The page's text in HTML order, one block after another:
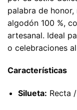
palabra de
algodón 100 %,
artesanal. Ideal
o celebraciones
Características
Silueta: Recta